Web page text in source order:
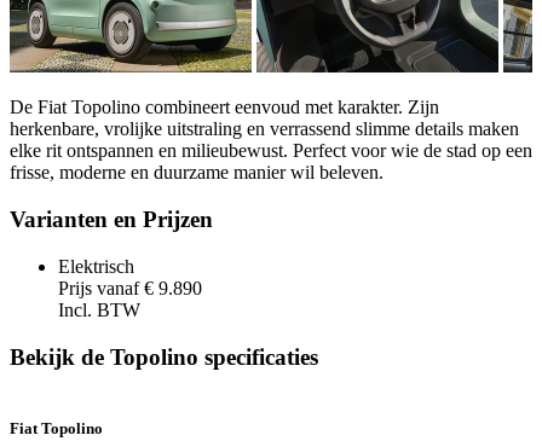
De Fiat Topolino combineert eenvoud met karakter. Zijn
herkenbare, vrolijke uitstraling en verrassend slimme details maken
elke rit ontspannen en milieubewust. Perfect voor wie de stad op een
frisse, moderne en duurzame manier wil beleven.
Varianten en Prijzen
Elektrisch
Prijs vanaf € 9.890
Incl. BTW
Bekijk de Topolino specificaties
Fiat Topolino